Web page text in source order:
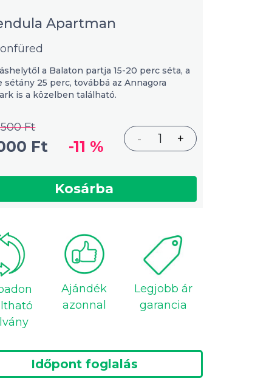
Apartman
a Balaton partja 15-20 perc séta, a
sétány 25 perc, továbbá az Annagora
is a közelben található.
Ft
Ft -11 % - 1 +
Kosárba
Ajándék
azonnal
Legjobb ár
garancia
Időpont foglalás